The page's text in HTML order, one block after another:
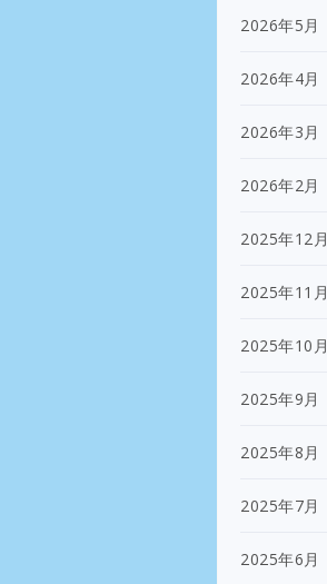
2026年5月
2026年4月
2026年3月
2026年2月
2025年12月
2025年11月
2025年10月
2025年9月
2025年8月
2025年7月
2025年6月